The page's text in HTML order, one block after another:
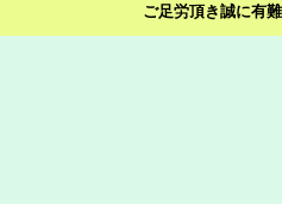
ご足労頂き誠に有